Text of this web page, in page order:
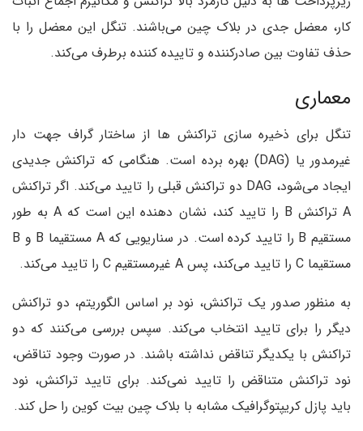
کار، معضل جدی در بلاک چین می‌باشند. تنگل این معضل را با
حذف تفاوت بین صادرکننده و تاییده کننده برطرف می‌کند.
معماری
تنگل برای ذخیره سازی تراکنش ها از ساختار گراف جهت دار
غیرمدور یا (DAG) بهره برده است. هنگامی که تراکنش جدیدی
ایجاد می‌شود، DAG دو تراکنش قبلی را تایید می‌کند. اگر تراکنش
A تراکنش B را تایید کند، نشان دهنده این است که A به طور
مستقیم B را تایید کرده است. در سناریویی که A مستقیما B و B
مستقیما C را تایید می‌کند، پس A غیرمستقیم C را تایید می‌کند.
به منظور صدور یک تراکنش، نود بر اساس الگوریتم، دو تراکنش
دیگر را برای تایید انتخاب می‌کند. سپس بررسی می‌کنند که دو
تراکنش با یکدیگر تناقض نداشته باشند. در صورت وجود تناقض،
نود تراکنش متناقض را تایید نمی‌کند. برای تایید تراکنش، نود
باید پازل کریپتوگرافیک مشابه با بلاک چین بیت کوین را حل کند.